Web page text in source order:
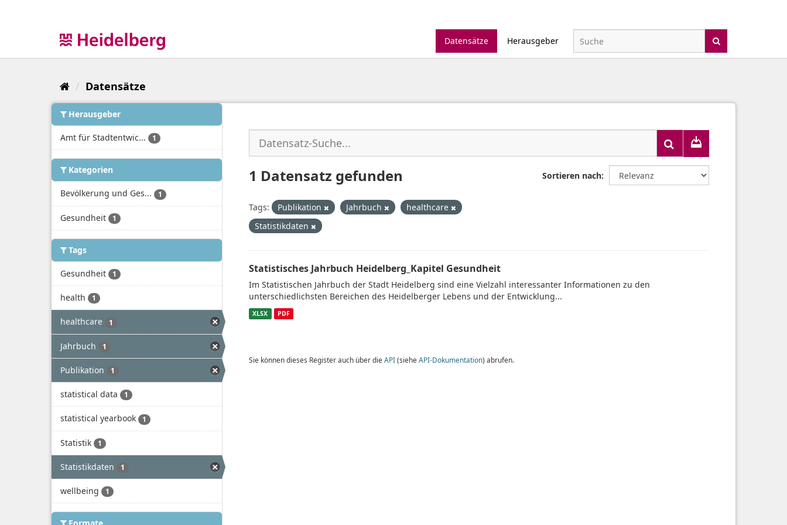
Datensätze
Herausgeber
Datensätze
Herausgeber
Amt für Stadtentwic... 1
Kategorien
Bevölkerung und Ges... 1
Gesundheit 1
Tags
Gesundheit 1
health 1
healthcare 1
Jahrbuch 1
Publikation 1
statistical data 1
statistical yearbook 1
Statistik 1
Statistikdaten 1
wellbeing 1
Sortieren nach
1 Datensatz gefunden
Tags: Publikation Jahrbuch
healthcare
Statistikdaten
Statistisches Jahrbuch Heidelberg_Kapitel Gesundheit
Im Statistischen Jahrbuch der Stadt Heidelberg sind eine Vielzahl interessanter Informationen zu den
unterschiedlichsten Bereichen des Heidelberger Lebens und der Entwicklung...
XLSX PDF
Sie können dieses Register auch über die API(siehe API-Dokumentation) abrufen.